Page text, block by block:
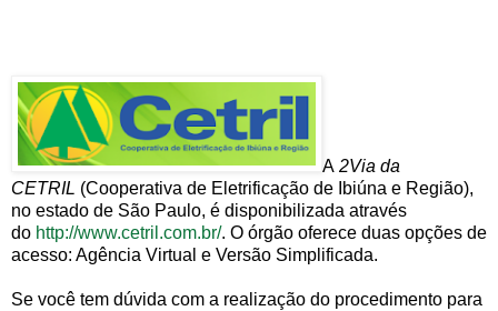
A 2Via da
CETRIL (Cooperativa de Eletrificação de Ibiúna e Região),
no estado de São Paulo, é disponibilizada através
do http://www.cetril.com.br/. O órgão oferece duas opções de
acesso: Agência Virtual e Versão Simplificada.
Se você tem dúvida com a realização do procedimento para